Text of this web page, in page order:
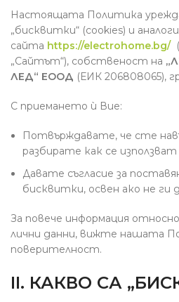
Настоящата Политика
„бисквитки“ (cookies) и
сайта https://electrohome.bg/
„Сайтът“), собственост на
ЛЕД“ ЕООД (ЕИК 206808065),
С приемането ѝ Вие:
Потвърждавате, че сте
разбирате как се
Давате съгласие за
бисквитки, освен ако не ги
За повече информация
лични данни, вижте нашата
поверителност.
II. КАКВО СА